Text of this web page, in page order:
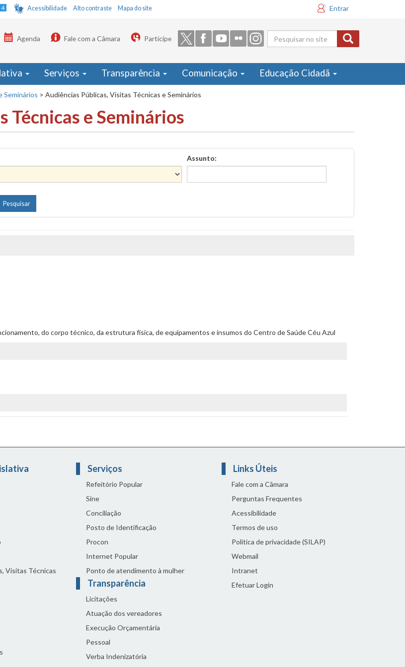
4 Acessibilidade Alto contraste Mapa do site Entrar
Formulário
de busca
Agenda Fale com a Câmara Participe
Serviços Transparência Comunicação Educação Cidadã
Seminários > Audiências Públicas, Visitas Técnicas e Seminários
Técnicas e Seminários
Assunto:
do corpo técnico, da estrutura física, de equipamentos e insumos do Centro de Saúde Céu Azul
Visitas Técnicas
Serviços
Refeitório Popular
Sine
Conciliação
Posto de Identificação
Procon
Internet Popular
Ponto de atendimento à mulher
Transparência
Licitações
Atuação dos vereadores
Execução Orçamentária
Pessoal
Verba Indenizatória
Links Úteis
Fale com a Câmara
Perguntas Frequentes
Acessibilidade
Termos de uso
Política de privacidade (SILAP)
Webmail
Intranet
Efetuar Login